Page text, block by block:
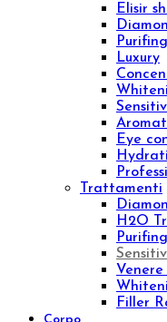
Ebook e Video Corsi
ID 16301 –
ID 15001 –
dei Bonus
Chroma
Marketplace
Ristorazione
Prodotti
Creme
Sieri
Lozioni